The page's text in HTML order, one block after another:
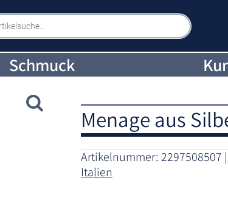
Schmuck
Menage aus
Artikelnummer:2297508507
Italien